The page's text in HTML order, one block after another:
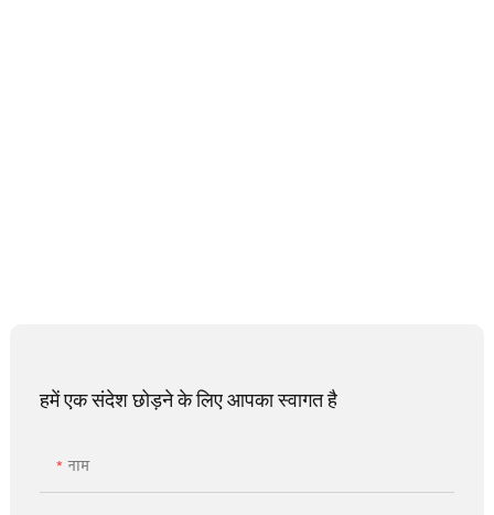
हमें एक संदेश छोड़ने के लिए आपका स्वागत है
नाम